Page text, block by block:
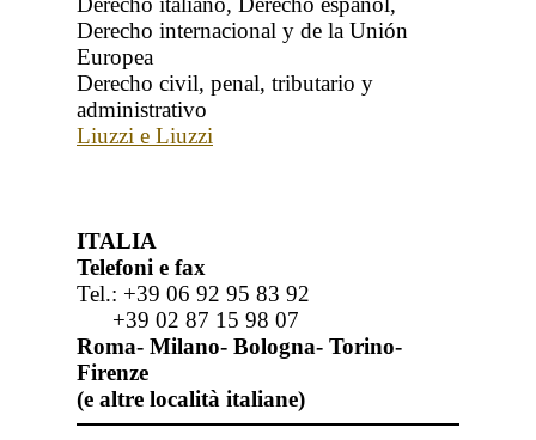
Derecho internacional y de la Unión
Europea
Derecho civil, penal, tributario y
administrativo
Liuzzi e Liuzzi
ITALIA
Telefoni e fax
Tel.: +39 06 92 95 83 92
+39 02 87 15 98 07
Roma- Milano- Bologna- Torino-
Firenze
(e altre località italiane)